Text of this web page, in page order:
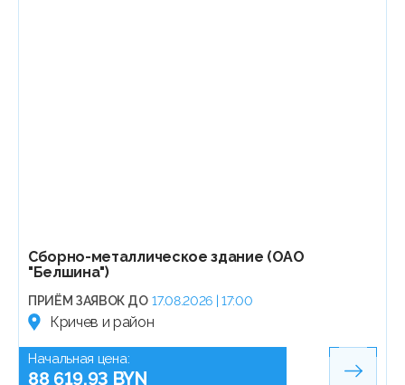
Сборно-металлическое здание (ОАО
"Белшина")
ПРИЁМ ЗАЯВОК ДО 17.08.2026 | 17:00
Кричев и район
Начальная цена:
88 619.93 BYN